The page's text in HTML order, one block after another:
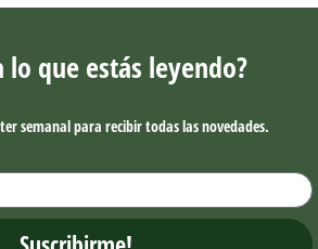
lo que estás leyendo?
semanal para recibir todas las novedades.